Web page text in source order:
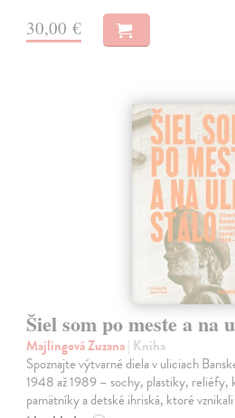
30,00 €
Šiel som po meste a na
Majlingová Zuzana| Kniha
Spoznajte výtvarné diela v uliciach
1948 až 1989 – sochy, plastiky,
pamätníky a detské ihriská, ktoré